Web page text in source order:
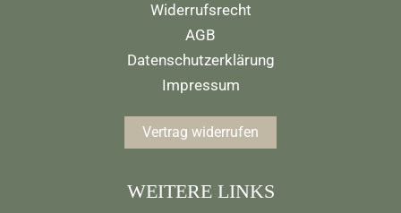
Widerrufsrecht
AGB
Datenschutzerklärung
Impressum
Vertrag widerrufen
WEITERE LINKS